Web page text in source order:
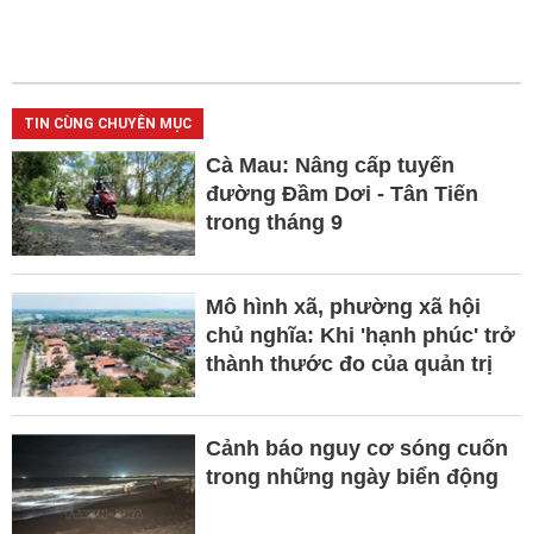
TIN CÙNG CHUYÊN MỤC
Cà Mau: Nâng cấp tuyến
đường Đầm Dơi - Tân Tiến
trong tháng 9
Mô hình xã, phường xã hội
chủ nghĩa: Khi 'hạnh phúc' trở
thành thước đo của quản trị
Cảnh báo nguy cơ sóng cuốn
trong những ngày biển động